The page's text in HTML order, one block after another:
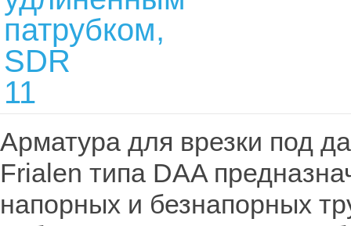
Арматура для врезки под
Frialen типа DAA
напорных и безнапорных